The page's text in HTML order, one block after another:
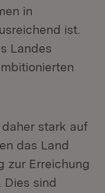
in
ist.
Landes
stark auf
das Land
zur Erreichung
sind